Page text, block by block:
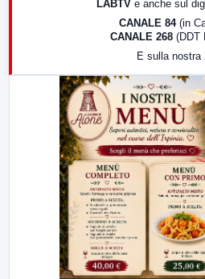
LABTV e anche sul
CANALE 84 (in
CANALE 268 (DDT
E sulla nostra